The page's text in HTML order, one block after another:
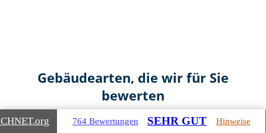
Gebäudearten, die wir für Sie
bewerten
.org 764 Bewertungen SEHR GUT Hinweise